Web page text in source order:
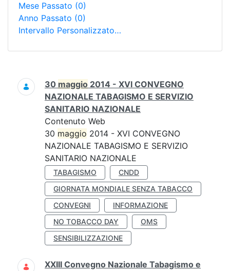
Mese Passato (0)
Anno Passato (0)
Intervallo Personalizzato…
Ricerca
30 maggio 2014 - XVI CONVEGNO
NAZIONALE TABAGISMO E SERVIZIO
SANITARIO NAZIONALE
Contenuto Web
30 maggio 2014 - XVI CONVEGNO
NAZIONALE TABAGISMO E SERVIZIO
SANITARIO NAZIONALE
TABAGISMO
CNDD
GIORNATA MONDIALE SENZA TABACCO
CONVEGNI
INFORMAZIONE
NO TOBACCO DAY
OMS
SENSIBILIZZAZIONE
XXIII Convegno Nazionale Tabagismo e